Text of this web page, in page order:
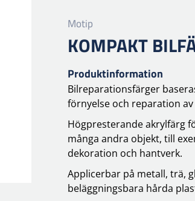
Motip
KOMPAKT
Produktinformation
Bilreparationsfärger
förnyelse och reparation
Högpresterande akrylfärg
många andra objekt, till
dekoration och hantverk.
Applicerbar på metall, trä,
beläggningsbara hårda